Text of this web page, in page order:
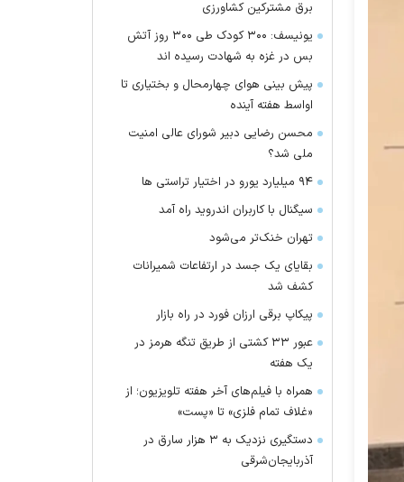
برق مشترکین کشاورزی
یونیسف: ۳۰۰ کودک طی ۳۰۰ روز آتش
بس در غزه به شهادت رسیده اند
پیش بینی هوای چهارمحال و بختیاری تا
اواسط هفته آینده
محسن رضایی دبیر شورای عالی امنیت
ملی شد؟
۹۴ میلیارد یورو در اختیار تراستی ها
سیگنال با کاربران اندروید راه آمد
تهران خنک‌تر می‌شود
بقایای یک جسد در ارتفاعات شمیرانات
کشف شد
پیکاپ برقی ارزان فورد در راه بازار
عبور ۳۳ کشتی از طریق تنگه هرمز در
یک هفته
همراه با فیلم‌های آخر هفته تلویزیون؛ از
«غلاف تمام فلزی» تا «پست»
دستگیری نزدیک به ۳ هزار سارق در
آذربایجان‌شرقی